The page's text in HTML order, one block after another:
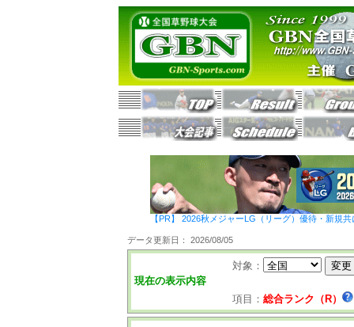
【PR】 2026秋メジャーLG（リーグ）優待・新規
データ更新日： 2026/08/05
現在の表示内容
対象：
項目： 総合ランク（R）